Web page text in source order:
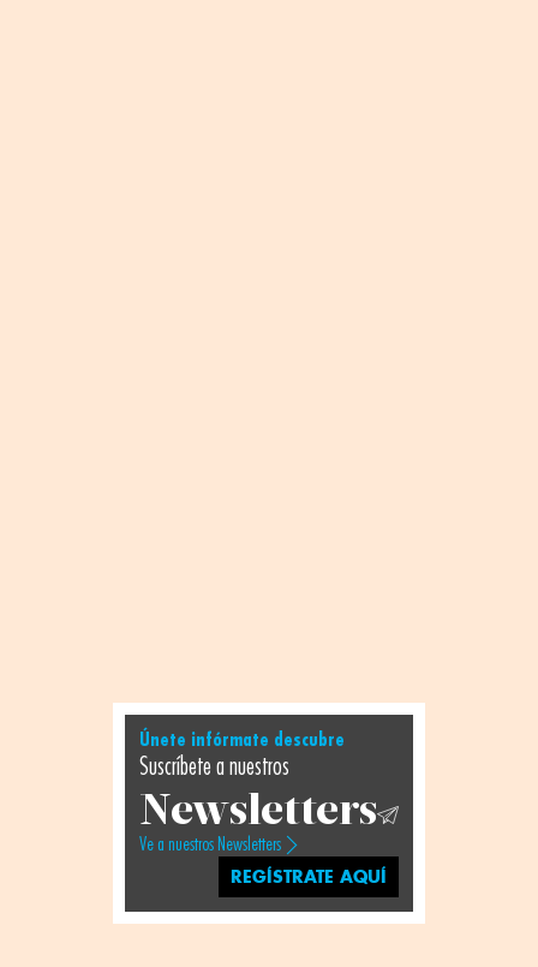
Únete infórmate descubre
Suscríbete a nuestros
Newsletters
Ve a nuestros Newsletters
REGÍSTRATE AQUÍ